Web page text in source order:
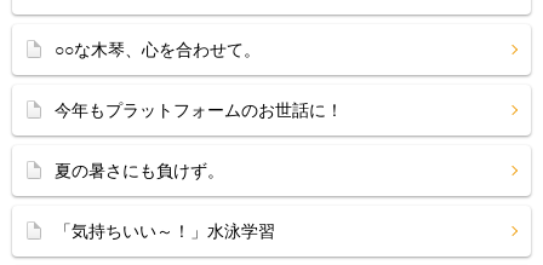
○○な木琴、心を合わせて。
今年もプラットフォームのお世話に！
夏の暑さにも負けず。
「気持ちいい～！」水泳学習